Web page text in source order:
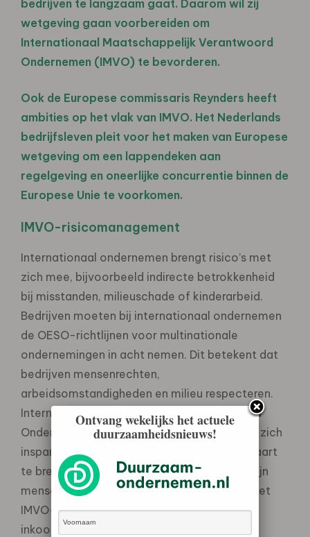
bedrijven te langzaam gaat. Daarom wil zij
wetgeving gaan voorbereiden om
Internationaal Maatschappelijk Verantwoord
Ondernemen (IMVO) te bevorderen.
Ook de Europese commissaris Reynders heeft
ambities op het vlak van IMVO. Het Nederlands
bedrijfsleven pleit voor het maken van Europese
wetgeving om een lappendeken aan
regelgeving en oneerlijke concurrentie binnen de
Europese Unie te voorkomen.
IMVO-risicomanagement
Internationaal ondernemen brengt risico’s met
zich mee, bijvoorbeeld indirecte betrokkenheid
bij misstanden, milieuschade of kinderarbeid.
Bedrijven moeten bij internationaal ondernemen
de OESO-richtlijnen voor multinationale
ondernemingen in acht nemen. Dit betekent dat
bedrijven mensenrechten,
arbeidsomstandigheden en milieu respecteren.
Internationaal Maatschappelijk Verantwoord
Ondernemen (IMVO) betekent dat bedrijven zich
inspannen om de risico’s op misstanden in kaart
te brengen en aan te pakken. In de praktijk zijn
mensen in verschillende rollen aan de slag met
IMVO-risicomanagement, bijvoorbeeld
inkoopmanagers en risico- en
Ontvang wekelijks het actuele
duurzaamheidsnieuws!